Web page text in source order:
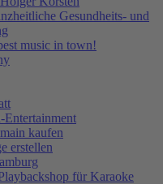
Gesundheits- und
music in town!
Entertainment
kaufen
erstellen
für Karaoke